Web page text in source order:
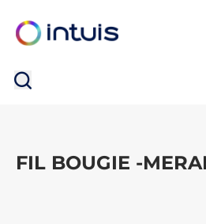
FIL BOUGIE -